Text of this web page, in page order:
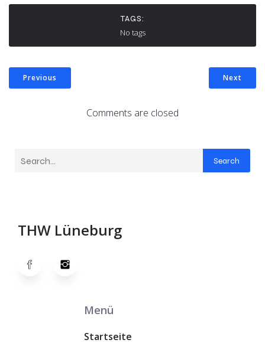
TAGS:
No tags
Previous Next
Comments are closed
Search
THW Lüneburg
Menü
Startseite